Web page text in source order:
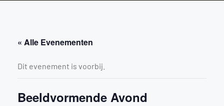
« Alle Evenementen
Dit evenement is voorbij.
Beeldvormende Avond